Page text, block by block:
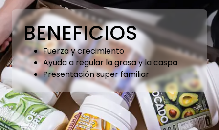
BENEFICIOS
Fuerza y crecimiento
Ayuda a regular la grasa y la caspa
Presentación super familiar